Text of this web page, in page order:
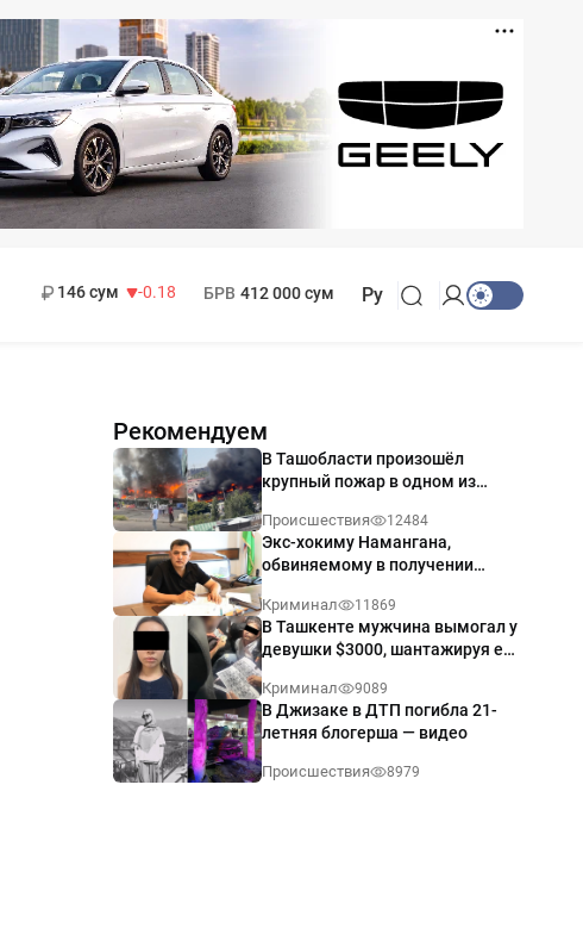
146 сум
-0.18
БРВ 412 000 сум Ру
Рекомендуем
В Ташобласти произошёл
крупный пожар в одном из
Происшествия 12484
Экс-хокиму Намангана,
обвиняемому в получении
приговор
Криминал 11869
В Ташкенте мужчина вымогал у
девушки $3000, шантажируя её
Криминал 9089
В Джизаке в ДТП погибла 21-
летняя блогерша — видео
Происшествия 8979